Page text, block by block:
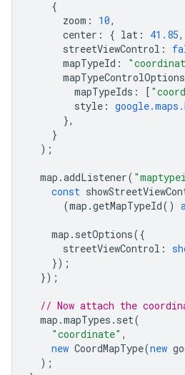
zoom:
center
{ lat:
streetViewControl:
mapTypeId:
mapTypeIds : [
style:
map.addListener(
const
( map.getMapTypeId
map.setOptions
streetViewControl:
// Now attach the
map.mapTypes.set
"coordinate"
new CoordMapType( new